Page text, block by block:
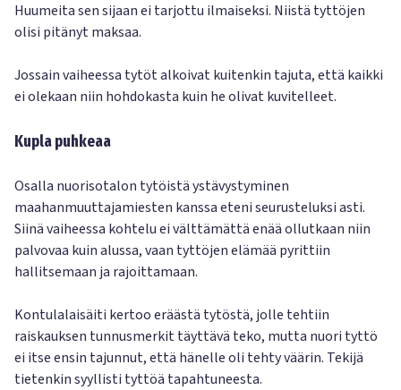
Huumeita sen sijaan ei tarjottu ilmaiseksi. Niistä tyttöjen
olisi pitänyt maksaa.
Jossain vaiheessa tytöt alkoivat kuitenkin tajuta, että kaikki
ei olekaan niin hohdokasta kuin he olivat kuvitelleet.
Kupla puhkeaa
Osalla nuorisotalon tytöistä ystävystyminen
maahanmuuttajamiesten kanssa eteni seurusteluksi asti.
Siinä vaiheessa kohtelu ei välttämättä enää ollutkaan niin
palvovaa kuin alussa, vaan tyttöjen elämää pyrittiin
hallitsemaan ja rajoittamaan.
Kontulalaisäiti kertoo eräästä tytöstä, jolle tehtiin
raiskauksen tunnusmerkit täyttävä teko, mutta nuori tyttö
ei itse ensin tajunnut, että hänelle oli tehty väärin. Tekijä
tietenkin syyllisti tyttöä tapahtuneesta.